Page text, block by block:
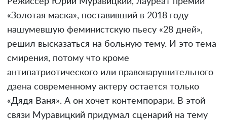
«Золотая маска», поставивший в 2018 году
нашумевшую феминистскую пьесу «28 дней»,
решил высказаться на больную тему. И это тема
смирения, потому что кроме
антипатриотического или правонарушительного
дзена современному актеру остается только
«Дядя Ваня». А он хочет контемпорари. В этой
связи Муравицкий придумал сценарий на тему